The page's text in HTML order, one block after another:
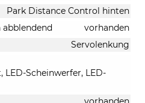
Park Distance Control hinten
vorhanden
Servolenkung
LED-Scheinwerfer, LED-